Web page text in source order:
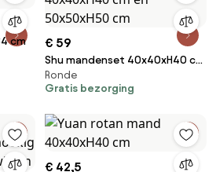
cm
€ 59
Shu mandenset 40x40xH40 cm
en 50x50xH50 cm
Ronde
Gratis bezorging
€ 42,5